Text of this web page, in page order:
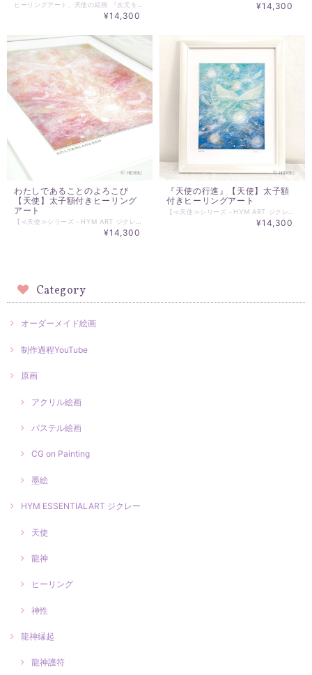
¥14,300
¥14,300
わたしであることのよろこび
【天使】太子額付きヒーリング
アート
¥14,300
『天使の行進』【天使】太子額
付きヒーリングアート
¥14,300
Category
オーダーメイド絵画
制作過程YouTube
原画
アクリル絵画
パステル絵画
CG on Painting
墨絵
HYM ESSENTIALART ジクレー
天使
龍神
ヒーリング
神性
龍神縁起
龍神護符